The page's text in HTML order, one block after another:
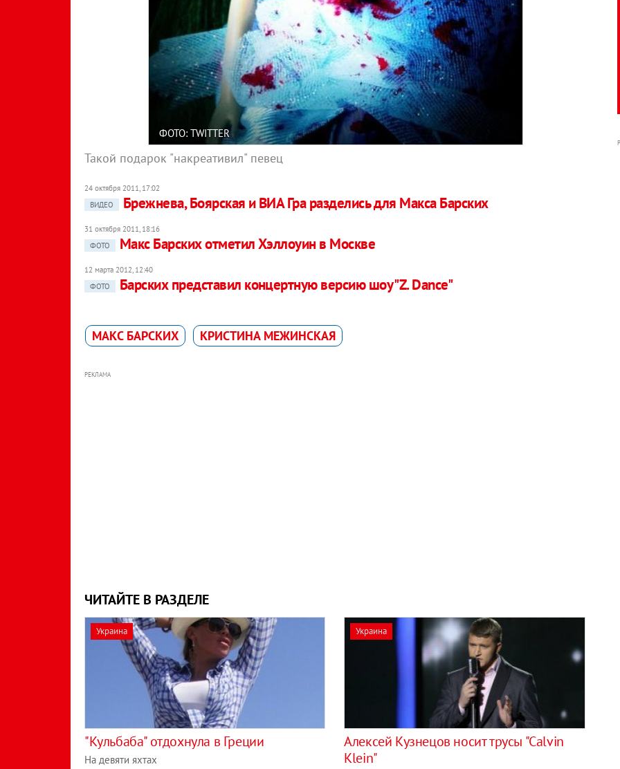
ФОТО: TWITTER
Такой подарок "накреативил" певец
24 октября 2011, 17:02
ВИДЕО
Брежнева, Боярская и ВИА Гра разделись для Макса Барских
31 октября 2011, 18:16
ФОТО
Макс Барских отметил Хэллоуин в Москве
12 марта 2012, 12:40
ФОТО
Барских представил концертную версию шоу "Z. Dance"
МАКС БАРСКИХ КРИСТИНА МЕЖИНСКАЯ
РЕКЛАМА
ЧИТАЙТЕ В РАЗДЕЛЕ
Украина
"Кульбаба" отдохнула в Греции
На девяти яхтах
Украина
Алексей Кузнецов носит трусы "Сalvin
Klein"